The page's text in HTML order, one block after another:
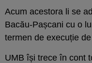
Acum acestora li se
Bacău-Pașcani cu o
termen de execuție
UMB își trece în cont